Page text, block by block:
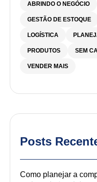
ABRINDO O NEGÓCIO
GESTÃO DE ESTOQUE
LOGÍSTICA
PRODUTOS SEM
VENDER MAIS
Posts
Como planejar a